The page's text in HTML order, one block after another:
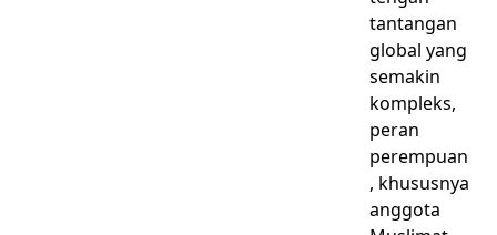
tantangan
global yang
semakin
kompleks,
peran
perempuan
, khususnya
anggota